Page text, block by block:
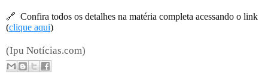
🔗 Confira todos os detalhes na matéria completa acessando o link
(clique aqui)
(Ipu Notícias.com)